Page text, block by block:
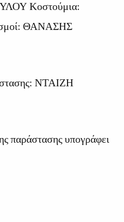
Κοστούμια:
ΘΑΝΑΣΗΣ
ΝΤΑΙΖΗ
παράστασης υπογράφει